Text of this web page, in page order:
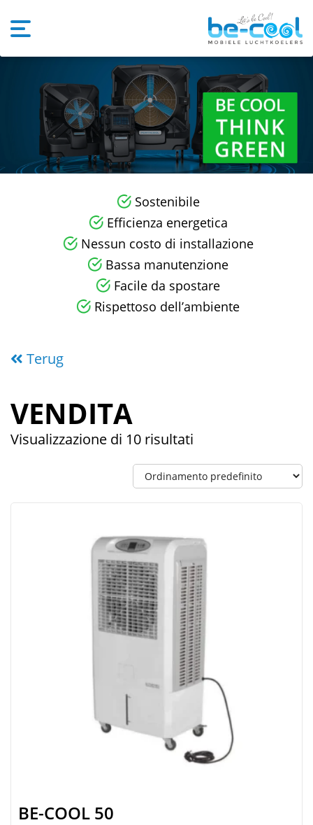
Sostenibile
Efficienza energetica
Nessun costo di installazione
Bassa manutenzione
Facile da spostare
Rispettoso dell’ambiente
Terug
VENDITA
Visualizzazione di 10 risultati
BE-COOL 50